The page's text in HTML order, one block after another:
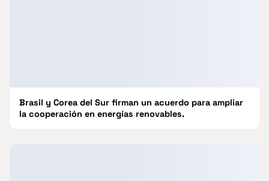
Brasil y Corea del Sur firman un acuerdo para ampliar
la cooperación en energías renovables.